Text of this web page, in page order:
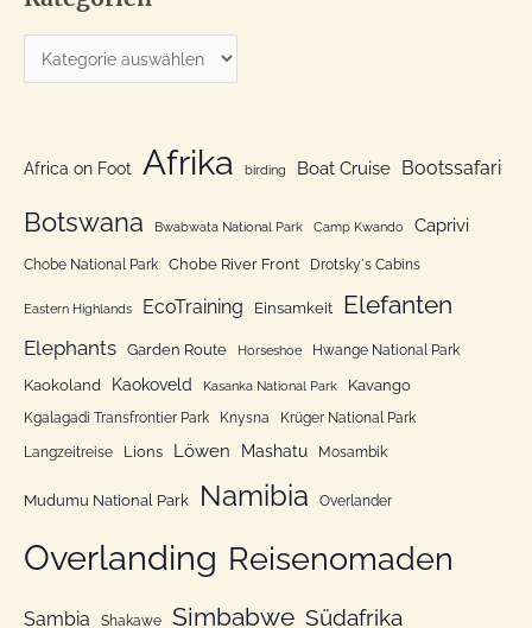
e
c
a
g
o
i
e
n
Africa on Foot Afrika birding Boat Cruise Bootssafari
Botswana Bwabwata National Park Camp Kwando Caprivi
Chobe National Park Chobe River Front Drotsky´s Cabins
Eastern Highlands EcoTraining Einsamkeit Elefanten
Elephants Garden Route Horseshoe Hwange National Park
Kaokoland Kaokoveld Kasanka National Park Kavango
Kgalagadi Transfrontier Park Knysna Krüger National Park
Langzeitreise Lions Löwen Mashatu Mosambik
Mudumu National Park Namibia Overlander
Overlanding Reisenomaden
Sambia Shakawe Simbabwe Südafrika